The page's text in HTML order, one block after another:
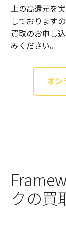
上の高還元を
しております
買取のお申し
みください。
オン
クの買